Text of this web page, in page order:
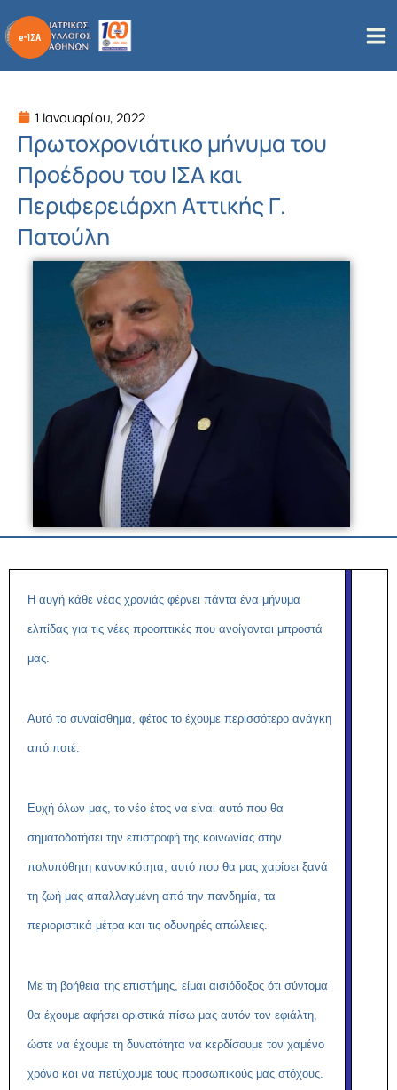
στο
περιεχόμενο
1 Ιανουαρίου, 2022
Πρωτοχρονιάτικο μήνυμα του
Προέδρου του ΙΣΑ και
Περιφερειάρχη Αττικής Γ.
Πατούλη
Η αυγή κάθε νέας χρονιάς φέρνει πάντα ένα μήνυμα
ελπίδας για τις νέες προοπτικές που ανοίγονται μπροστά
μας.
Αυτό το συναίσθημα, φέτος το έχουμε περισσότερο ανάγκη
από ποτέ.
Ευχή όλων μας, το νέο έτος να είναι αυτό που θα
σηματοδοτήσει την επιστροφή της κοινωνίας στην
πολυπόθητη κανονικότητα, αυτό που θα μας χαρίσει ξανά
τη ζωή μας απαλλαγμένη από την πανδημία, τα
περιοριστικά μέτρα και τις οδυνηρές απώλειες.
Με τη βοήθεια της επιστήμης, είμαι αισιόδοξος ότι σύντομα
θα έχουμε αφήσει οριστικά πίσω μας αυτόν τον εφιάλτη,
ώστε να έχουμε τη δυνατότητα να κερδίσουμε τον χαμένο
χρόνο και να πετύχουμε τους προσωπικούς μας στόχους.